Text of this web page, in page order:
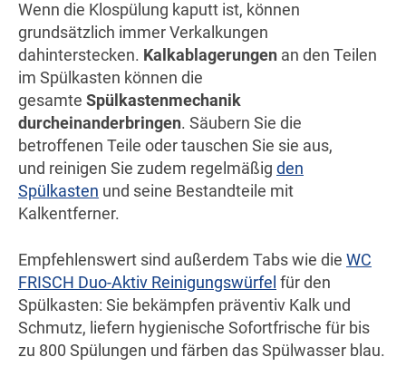
Wenn die Klospülung kaputt ist, können
grundsätzlich immer Verkalkungen
dahinterstecken. Kalkablagerungen an den Teilen
im Spülkasten können die
gesamte Spülkastenmechanik
durcheinanderbringen. Säubern Sie die
betroffenen Teile oder tauschen Sie sie aus,
und reinigen Sie zudem regelmäßig den
Spülkasten und seine Bestandteile mit
Kalkentferner.
Empfehlenswert sind außerdem Tabs wie die WC
FRISCH Duo-Aktiv Reinigungswürfel für den
Spülkasten: Sie bekämpfen präventiv Kalk und
Schmutz, liefern hygienische Sofortfrische für bis
zu 800 Spülungen und färben das Spülwasser blau.